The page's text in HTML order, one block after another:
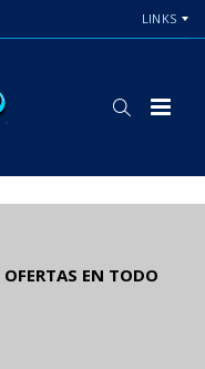
LINKS
OFERTAS EN TODO